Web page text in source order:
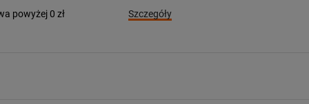
powyżej 0 zł
Szczegóły